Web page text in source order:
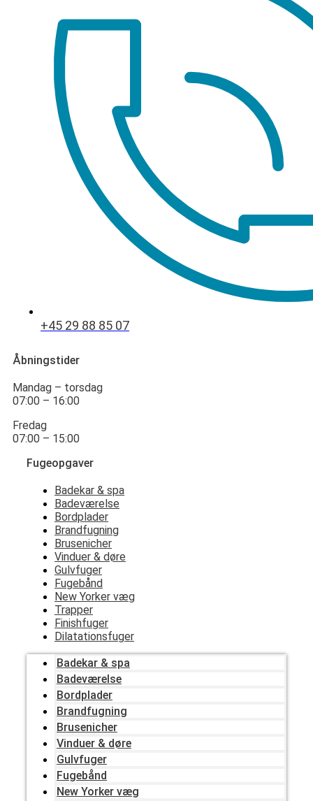
+45 29 88 85 07
Åbningstider
Mandag – torsdag
07:00 – 16:00
Fredag
07:00 – 15:00
Fugeopgaver
Badekar & spa
Badeværelse
Bordplader
Brandfugning
Brusenicher
Vinduer & døre
Gulvfuger
Fugebånd
New Yorker væg
Trapper
Finishfuger
Dilatationsfuger
Badekar & spa
Badeværelse
Bordplader
Brandfugning
Brusenicher
Vinduer & døre
Gulvfuger
Fugebånd
New Yorker væg